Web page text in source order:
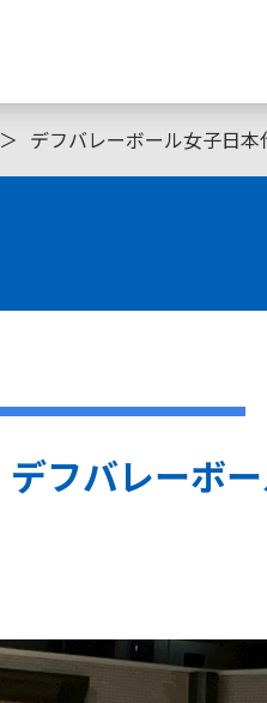
＞ デフバレーボール女子日
デフバレーボ